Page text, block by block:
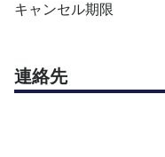
キャンセル期限
連絡先